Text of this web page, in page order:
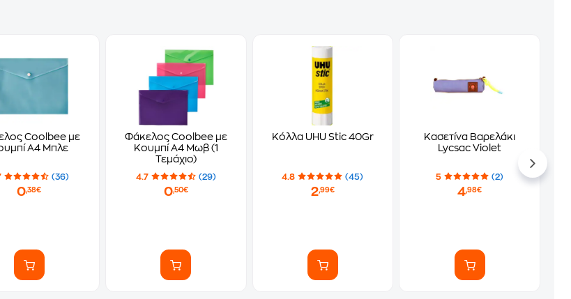
Coolbee με
Α4 Μπλε
(36)
0,38€
Φάκελος Coolbee με
Κουμπί Α4 Μωβ (1
Τεμάχιο)
4.7 (29)
0,50€
Κόλλα UHU Stic 40Gr
4.8 (45)
2,99€
Κασετίνα Βαρελάκι
Lycsac Violet
5 (2)
4,98€